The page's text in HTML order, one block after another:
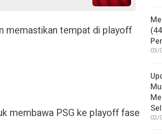
memastikan tempat di playoff
membawa PSG ke playoff fase
03/
02/